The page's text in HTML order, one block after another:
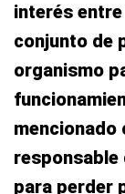
interés
conjunto de
organismo
mencionado
responsable
para perder